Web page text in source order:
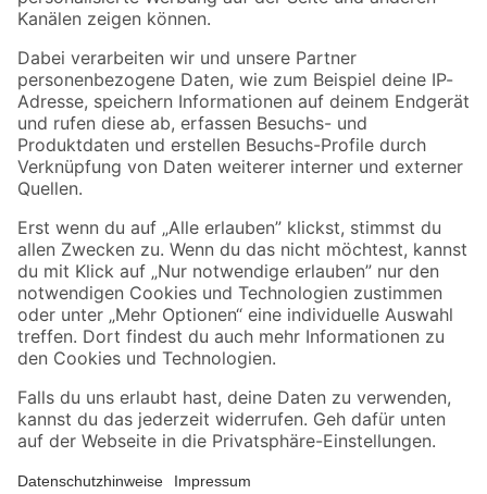
Folge uns
Zahlungsarten Versandarten
Sicher einkaufen
Jetzt die toom-App herunterladen
Alle Preisangaben in EUR inkl. gesetzl. MwSt.. Die dargestellten Angebote sind unter
Umständen nicht in allen Märkten verfügbar. Die angegebenen Verfügbarkeiten beziehen
Produkte nur solange der Vorrat reicht.
*Paketversand ab 59 € versandkostenfrei, gilt nicht für Artikel mit Speditionsversand, hier